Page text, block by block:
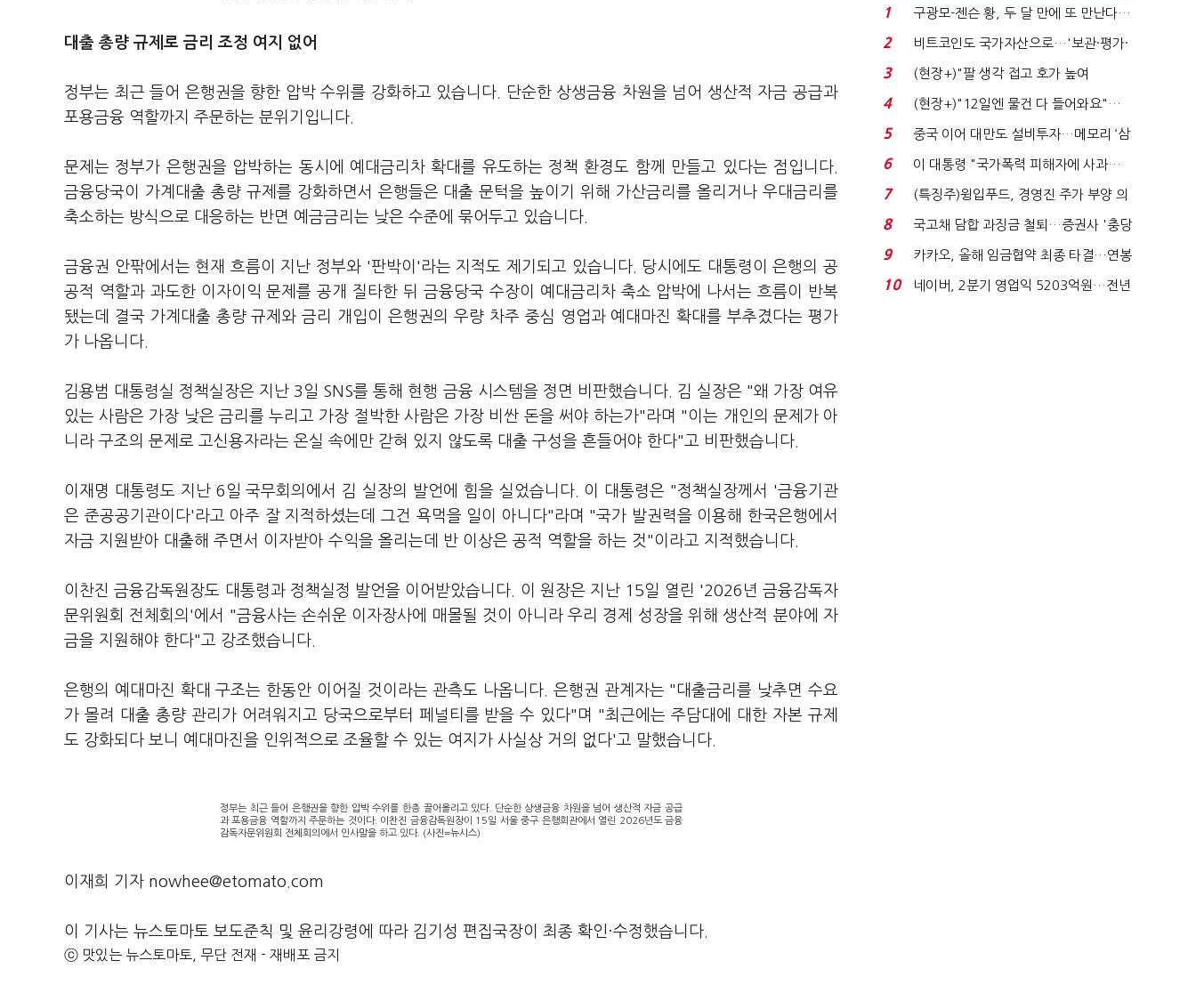
대출 총량 규제로 금리 조정 여지 없어
정부는 최근 들어 은행권을 향한 압박 수위를 강화하고 있습니다. 단순한 상생금융 차원을 넘어 생산적 자금 공급과
포용금융 역할까지 주문하는 분위기입니다.
문제는 정부가 은행권을 압박하는 동시에 예대금리차 확대를 유도하는 정책 환경도 함께 만들고 있다는 점입니다.
금융당국이 가계대출 총량 규제를 강화하면서 은행들은 대출 문턱을 높이기 위해 가산금리를 올리거나 우대금리를
축소하는 방식으로 대응하는 반면 예금금리는 낮은 수준에 묶어두고 있습니다.
금융권 안팎에서는 현재 흐름이 지난 정부와 '판박이'라는 지적도 제기되고 있습니다. 당시에도 대통령이 은행의 공
공적 역할과 과도한 이자이익 문제를 공개 질타한 뒤 금융당국 수장이 예대금리차 축소 압박에 나서는 흐름이 반복
됐는데 결국 가계대출 총량 규제와 금리 개입이 은행권의 우량 차주 중심 영업과 예대마진 확대를 부추겼다는 평가
가 나옵니다.
김용범 대통령실 정책실장은 지난 3일 SNS를 통해 현행 금융 시스템을 정면 비판했습니다. 김 실장은 "왜 가장 여유
있는 사람은 가장 낮은 금리를 누리고 가장 절박한 사람은 가장 비싼 돈을 써야 하는가"라며 "이는 개인의 문제가 아
니라 구조의 문제로 고신용자라는 온실 속에만 갇혀 있지 않도록 대출 구성을 흔들어야 한다"고 비판했습니다.
이재명 대통령도 지난 6일 국무회의에서 김 실장의 발언에 힘을 실었습니다. 이 대통령은 "정책실장께서 '금융기관
은 준공공기관이다'라고 아주 잘 지적하셨는데 그건 욕먹을 일이 아니다"라며 "국가 발권력을 이용해 한국은행에서
자금 지원받아 대출해 주면서 이자받아 수익을 올리는데 반 이상은 공적 역할을 하는 것"이라고 지적했습니다.
이찬진 금융감독원장도 대통령과 정책실정 발언을 이어받았습니다. 이 원장은 지난 15일 열린 '2026년 금융감독자
문위원회 전체회의'에서 "금융사는 손쉬운 이자장사에 매몰될 것이 아니라 우리 경제 성장을 위해 생산적 분야에 자
금을 지원해야 한다"고 강조했습니다.
은행의 예대마진 확대 구조는 한동안 이어질 것이라는 관측도 나옵니다. 은행권 관계자는 "대출금리를 낮추면 수요
가 몰려 대출 총량 관리가 어려워지고 당국으로부터 페널티를 받을 수 있다"며 "최근에는 주담대에 대한 자본 규제
도 강화되다 보니 예대마진을 인위적으로 조율할 수 있는 여지가 사실상 거의 없다'고 말했습니다.
정부는 최근 들어 은행권을 향한 압박 수위를 한층 끌어올리고 있다. 단순한 상생금융 차원을 넘어 생산적 자금 공급
과 포용금융 역할까지 주문하는 것이다. 이찬진 금융감독원장이 15일 서울 중구 은행회관에서 열린 2026년도 금융
감독자문위원회 전체회의에서 인사말을 하고 있다. (사진=뉴시스)
이재희 기자 nowhee@etomato.com
이 기사는 뉴스토마토 보도준칙 및 윤리강령에 따라 김기성 편집국장이 최종 확인·수정했습니다.
ⓒ 맛있는 뉴스토마토, 무단 전재 - 재배포 금지
1
구광모-젠슨 황, 두 달 만에 또 만난다…
로봇·AI 등 논...
2
비트코인도 국가자산으로…'보관·평가·
처분' 기준은 ...
3
(현장+)"팔 생각 접고 호가 높여
요"…'덜 똘똘한 한 채' 20...
4
(현장+)"12일엔 물건 다 들어와요"…
빈 매대 채우며 문 연 ...
5
중국 이어 대만도 설비투자…메모리 ‘삼
국전쟁’
6
이 대통령 "국가폭력 피해자에 사과…
적극적 조사로 진...
7
(특징주)윙입푸드, 경영진 주가 부양 의
지에 상한가...
8
국고채 담합 과징금 철퇴…증권사 '충당
금 폭탄' 우려...
9
카카오, 올해 임금협약 최종 타결…연봉
6.3% 인상·격려...
10
네이버, 2분기 영업익 5203억원…전년